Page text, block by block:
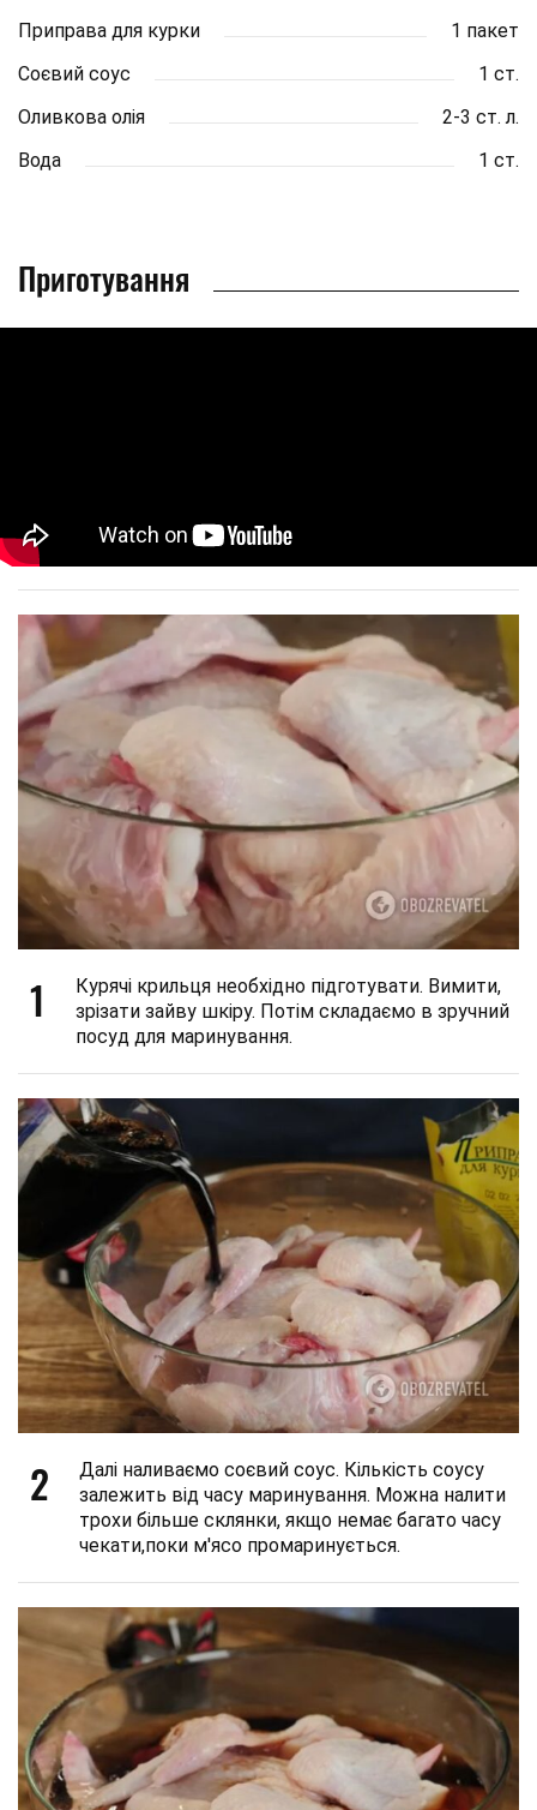
Приправа для курки
1 пакет
Соєвий соус
1 ст.
Оливкова олія
2-3 ст. л.
Вода
1 ст.
Приготування
1
Курячі крильця необхідно підготувати. Вимити,
зрізати зайву шкіру. Потім складаємо в зручний
посуд для маринування.
2
Далі наливаємо соєвий соус. Кількість соусу
залежить від часу маринування. Можна налити
трохи більше склянки, якщо немає багато часу
чекати,поки м'ясо промаринується.